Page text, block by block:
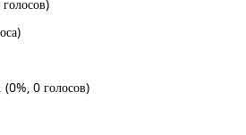
(0%, 0 голосов)